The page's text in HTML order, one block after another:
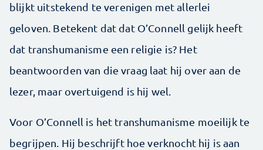
blijkt uitstekend te ­verenigen met allerlei
geloven. Betekent dat dat O’Connell gelijk heeft
dat transhumanisme een ­religie is? Het
beantwoorden van die vraag laat hij over aan de
lezer, maar overtuigend is hij wel.
Voor O’Connell is het transhumanisme moeilijk te
begrijpen. Hij beschrijft hoe verknocht hij is aan